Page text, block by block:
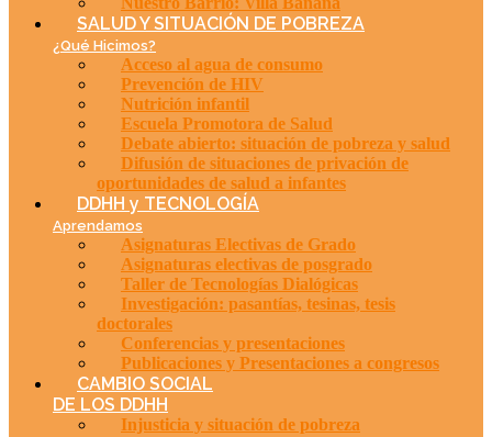
SALUD Y SITUACIÓN DE POBREZA
¿Qué Hicimos?
Acceso al agua de consumo
Prevención de HIV
Nutrición infantil
Escuela Promotora de Salud
Debate abierto: situación de pobreza y salud
Difusión de situaciones de privación de
oportunidades de salud a infantes
DDHH y TECNOLOGÍA
Aprendamos
Asignaturas Electivas de Grado
Asignaturas electivas de posgrado
Taller de Tecnologías Dialógicas
Investigación: pasantías, tesinas, tesis
doctorales
Conferencias y presentaciones
Publicaciones y Presentaciones a congresos
CAMBIO SOCIAL
DE LOS DDHH
Injusticia y situación de pobreza